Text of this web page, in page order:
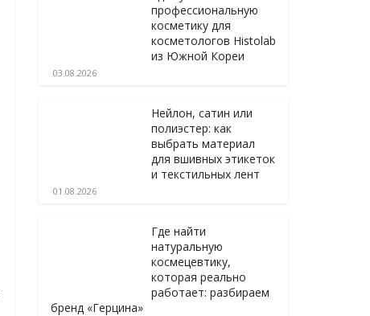
профессиональную
косметику для
косметологов Histolab
из Южной Кореи
03.08.2026
Нейлон, сатин или
полиэстер: как
выбрать материал
для вшивных этикеток
и текстильных лент
01.08.2026
Где найти
натуральную
космецевтику,
которая реально
работает: разбираем
бренд «Герцина»